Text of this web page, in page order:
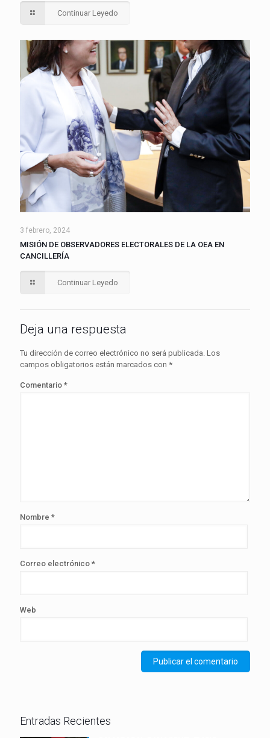
Continuar Leyedo
3 febrero, 2024
MISIÓN DE OBSERVADORES ELECTORALES DE LA OEA EN
CANCILLERÍA
Continuar Leyedo
Deja una respuesta
Tu dirección de correo electrónico no será publicada. Los
campos obligatorios están marcados con *
Comentario *
Nombre *
Correo electrónico *
Web
Entradas Recientes